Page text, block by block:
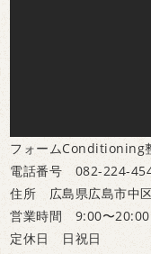
フォームConditioning
電話番号 082-224-
住所 広島県広島市中
営業時間 9:00〜20:00
定休日 日祝日